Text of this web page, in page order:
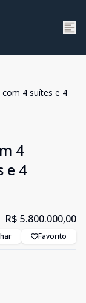
4 suítes e 4
4
e 4
R$ 5.800.000,00
Favorito